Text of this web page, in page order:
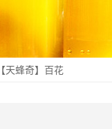
【天蜂奇】百花